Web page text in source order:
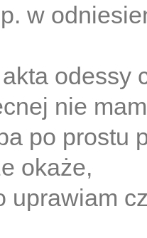
w
odessy
nie
po prostu
okaże,
uprawiam